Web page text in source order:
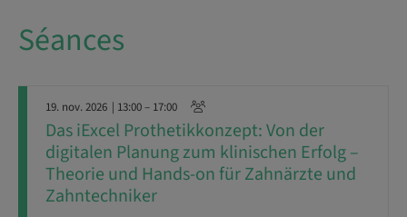
Séances
19. nov. 2026 | 13:00 – 17:00
Das iExcel Prothetikkonzept: Von der
digitalen Planung zum klinischen Erfolg –
Theorie und Hands-on für Zahnärzte und
Zahntechniker